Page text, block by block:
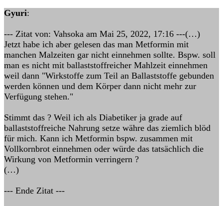
Gyuri:
--- Zitat von: Vahsoka am Mai 25, 2022, 17:16 ---(…)
Jetzt habe ich aber gelesen das man Metformin mit
manchen Malzeiten gar nicht einnehmen sollte. Bspw. soll
man es nicht mit ballaststoffreicher Mahlzeit einnehmen
weil dann "Wirkstoffe zum Teil an Ballaststoffe gebunden
werden können und dem Körper dann nicht mehr zur
Verfügung stehen."
Stimmt das ? Weil ich als Diabetiker ja grade auf
ballaststoffreiche Nahrung setze währe das ziemlich blöd
für mich. Kann ich Metformin bspw. zusammen mit
Vollkornbrot einnehmen oder würde das tatsächlich die
Wirkung von Metformin verringern ?
(…)
--- Ende Zitat ---